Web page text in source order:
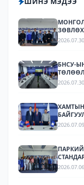
2026.07.30
БНСУ-
2026.07.30
2026.07.09
2026.07.06